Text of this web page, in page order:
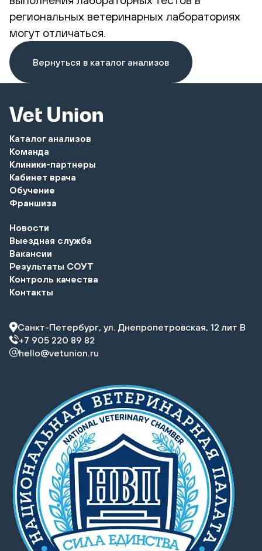
региональных ветеринарных лабораториях
могут отличаться.
Вернуться в каталог анализов
Каталог анализов
Команда
Клиники-партнеры
Кабинет врача
Обучение
Франшиза
Новости
Выездная служба
Вакансии
Результаты СОУТ
Контроль качества
Контакты
Санкт-Петербург, ул. Днепропетровская, 12 лит В
+7 905 220 89 82
hello@vetunion.ru